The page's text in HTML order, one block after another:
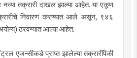
तक्रारी दाखल झाल्या आहेत. या एकूण
निवारण करण्यात आले असून, ९४६
ठरवण्यात आल्या आहेत.
एजन्सीकडे प्राप्त झालेल्या तक्रारींपैकी